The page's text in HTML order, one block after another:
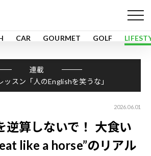
CAR GOURMET GOLF
連載
ッスン「人のEnglishを笑うな」
2026.06.01
逆算しないで！ 大食い
like a horse”のリアル